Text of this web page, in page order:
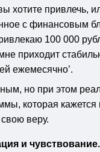
хотите привлечь,
с финансовым
100 000
мне приходит
ежемесячно’.
но при этом
которая
веру.
и чувствование.